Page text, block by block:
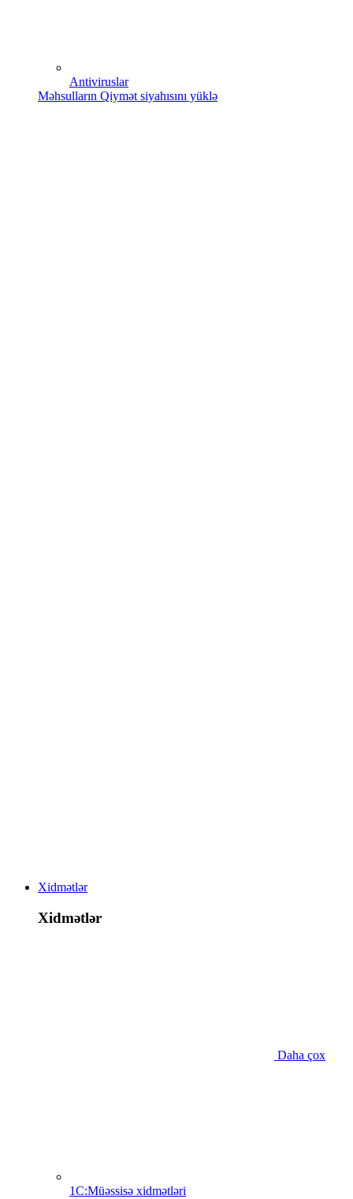
Antiviruslar
Məhsulların Qiymət siyahısını yüklə
Xidmətlər
Xidmətlər
Daha çox
1C:Müəssisə xidmətləri